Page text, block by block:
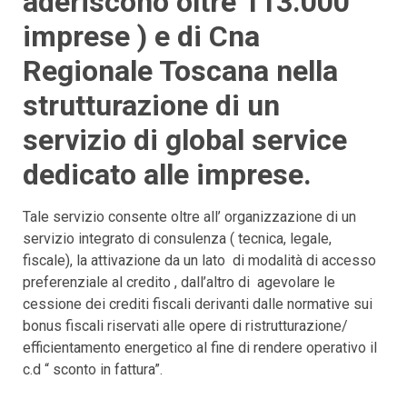
imprese ) e di Cna
Regionale Toscana nella
strutturazione di un
servizio di global service
dedicato alle imprese.
Tale servizio consente oltre all’ organizzazione di un
servizio integrato di consulenza ( tecnica, legale,
fiscale), la attivazione da un lato di modalità di accesso
preferenziale al credito , dall’altro di agevolare le
cessione dei crediti fiscali derivanti dalle normative sui
bonus fiscali riservati alle opere di ristrutturazione/
efficientamento energetico al fine di rendere operativo il
c.d “ sconto in fattura”.